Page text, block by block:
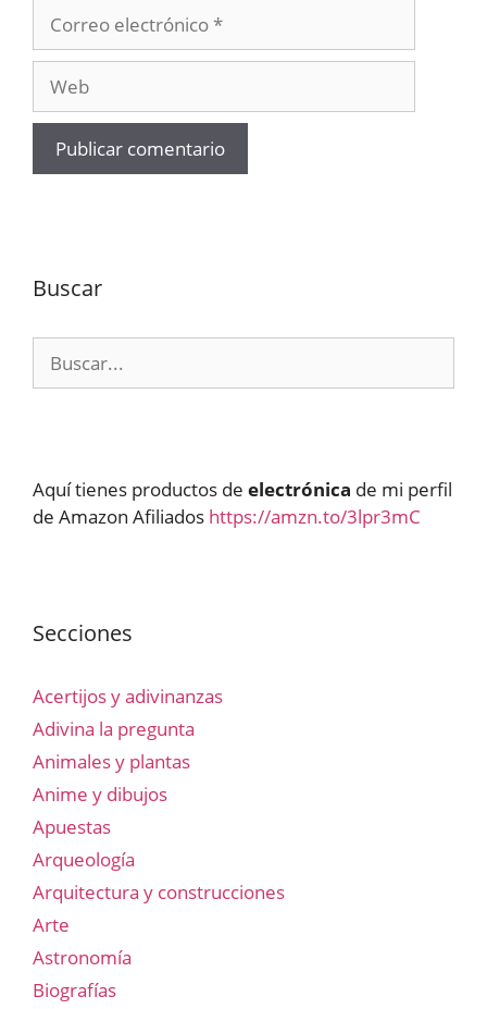
electrónico
Buscar
Aquí tienes productos de electrónica de mi perfil
de Amazon Afiliados https://amzn.to/3lpr3mC
Secciones
Acertijos y adivinanzas
Adivina la pregunta
Animales y plantas
Anime y dibujos
Apuestas
Arqueología
Arquitectura y construcciones
Arte
Astronomía
Biografías